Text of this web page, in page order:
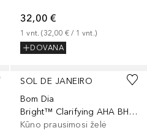
32,00 €
1 vnt. (32,00 € / 1 vnt.)
DOVANA
SOL DE JANEIRO
Bom Dia
Bright™ Clarifying AHA BHA Body Wash
Kūno prausimosi želė